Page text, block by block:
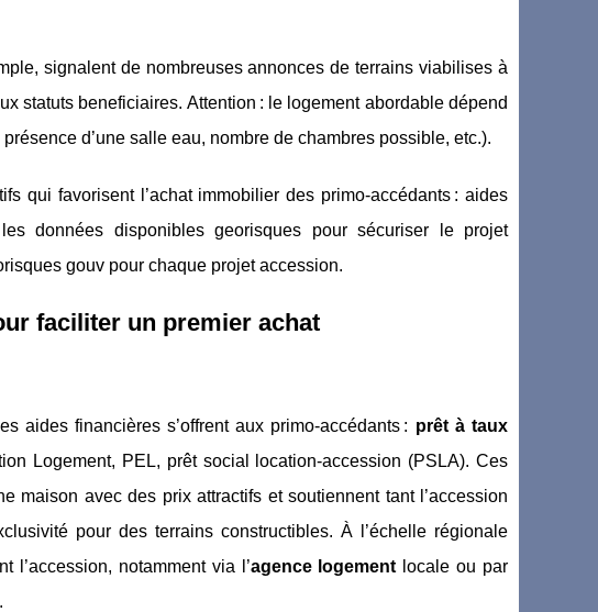
signalent de nombreuses annonces de terrains viabilises à
statuts beneficiaires. Attention : le logement abordable dépend
d’une salle eau, nombre de chambres possible, etc.).
qui favorisent l’achat immobilier des primo-accédants : aides
données disponibles georisques pour sécuriser le projet
gouv pour chaque projet accession.
faciliter un premier achat
aides financières s’offrent aux primo-accédants : prêt à taux
Logement, PEL, prêt social location-accession (PSLA). Ces
maison avec des prix attractifs et soutiennent tant l’accession
pour des terrains constructibles. À l’échelle régionale
l’accession, notamment via l’agence logement locale ou par